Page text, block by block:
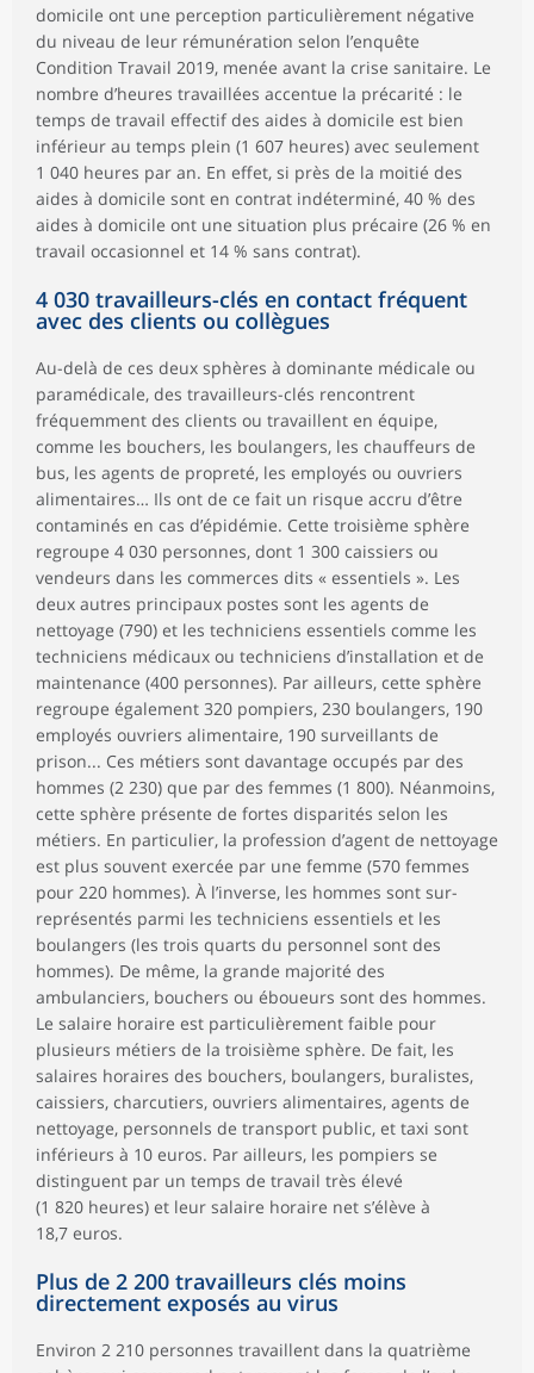
domicile ont une perception particulièrement négative
du niveau de leur rémunération selon l’enquête
Condition Travail 2019, menée avant la crise sanitaire. Le
nombre d’heures travaillées accentue la précarité : le
temps de travail effectif des aides à domicile est bien
inférieur au temps plein (1 607 heures) avec seulement
1 040 heures par an. En effet, si près de la moitié des
aides à domicile sont en contrat indéterminé, 40 % des
aides à domicile ont une situation plus précaire (26 % en
travail occasionnel et 14 % sans contrat).
4 030 travailleurs-clés en contact fréquent
avec des clients ou collègues
Au-delà de ces deux sphères à dominante médicale ou
paramédicale, des travailleurs-clés rencontrent
fréquemment des clients ou travaillent en équipe,
comme les bouchers, les boulangers, les chauffeurs de
bus, les agents de propreté, les employés ou ouvriers
alimentaires… Ils ont de ce fait un risque accru d’être
contaminés en cas d’épidémie. Cette troisième sphère
regroupe 4 030 personnes, dont 1 300 caissiers ou
vendeurs dans les commerces dits « essentiels ». Les
deux autres principaux postes sont les agents de
nettoyage (790) et les techniciens essentiels comme les
techniciens médicaux ou techniciens d’installation et de
maintenance (400 personnes). Par ailleurs, cette sphère
regroupe également 320 pompiers, 230 boulangers, 190
employés ouvriers alimentaire, 190 surveillants de
prison... Ces métiers sont davantage occupés par des
hommes (2 230) que par des femmes (1 800). Néanmoins,
cette sphère présente de fortes disparités selon les
métiers. En particulier, la profession d’agent de nettoyage
est plus souvent exercée par une femme (570 femmes
pour 220 hommes). À l’inverse, les hommes sont sur-
représentés parmi les techniciens essentiels et les
boulangers (les trois quarts du personnel sont des
hommes). De même, la grande majorité des
ambulanciers, bouchers ou éboueurs sont des hommes.
Le salaire horaire est particulièrement faible pour
plusieurs métiers de la troisième sphère. De fait, les
salaires horaires des bouchers, boulangers, buralistes,
caissiers, charcutiers, ouvriers alimentaires, agents de
nettoyage, personnels de transport public, et taxi sont
inférieurs à 10 euros. Par ailleurs, les pompiers se
distinguent par un temps de travail très élevé
(1 820 heures) et leur salaire horaire net s’élève à
18,7 euros.
Plus de 2 200 travailleurs clés moins
directement exposés au virus
Environ 2 210 personnes travaillent dans la quatrième